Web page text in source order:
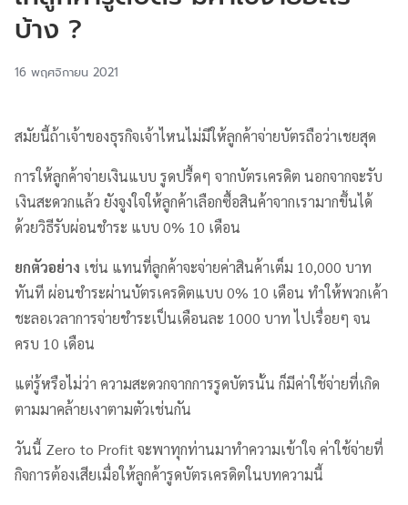
บ้าง ?
16 พฤศจิกายน 2021
สมัยนี้ถ้าเจ้าของธุรกิจเจ้าไหนไม่มีให้ลูกค้าจ่ายบัตรถือว่าเชยสุด
การให้ลูกค้าจ่ายเงินแบบ รูดปรื้ดๆ จากบัตรเครดิต นอกจากจะรับ
เงินสะดวกแล้ว ยังจูงใจให้ลูกค้าเลือกซื้อสินค้าจากเรามากขึ้นได้
ด้วยวิธีรับผ่อนชำระ แบบ 0% 10 เดือน
ยกตัวอย่าง เช่น แทนที่ลูกค้าจะจ่ายค่าสินค้าเต็ม 10,000 บาท
ทันที ผ่อนชำระผ่านบัตรเครดิตแบบ 0% 10 เดือน ทำให้พวกเค้า
ชะลอเวลาการจ่ายชำระเป็นเดือนละ 1000 บาท ไปเรื่อยๆ จน
ครบ 10 เดือน
แต่รู้หรือไม่ว่า ความสะดวกจากการรูดบัตรนั้น ก็มีค่าใช้จ่ายที่เกิด
ตามมาคล้ายเงาตามตัวเช่นกัน
วันนี้ Zero to Profit จะพาทุกท่านมาทำความเข้าใจ ค่าใช้จ่ายที่
กิจการต้องเสียเมื่อให้ลูกค้ารูดบัตรเครดิตในบทความนี้